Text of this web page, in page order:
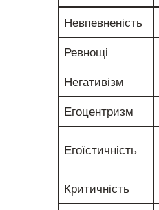
Невпевненість
Ревнощі
Негативізм
Егоцентризм
Егоїстичність
Критичність